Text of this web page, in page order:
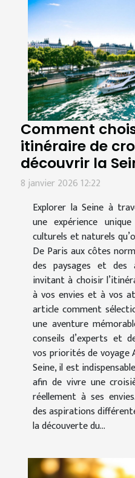
Comment
itinéraire de
découvrir la
8 janvier 2026 12:22
Explorer la Seine à
une expérience
culturels et naturels
De Paris aux côtes
des paysages et des
invitant à choisir
à vos envies et à vos
article comment
une aventure
conseils d’experts et
vos priorités de voyage
Seine, il est
afin de vivre une
réellement à ses
des aspirations
la découverte du...